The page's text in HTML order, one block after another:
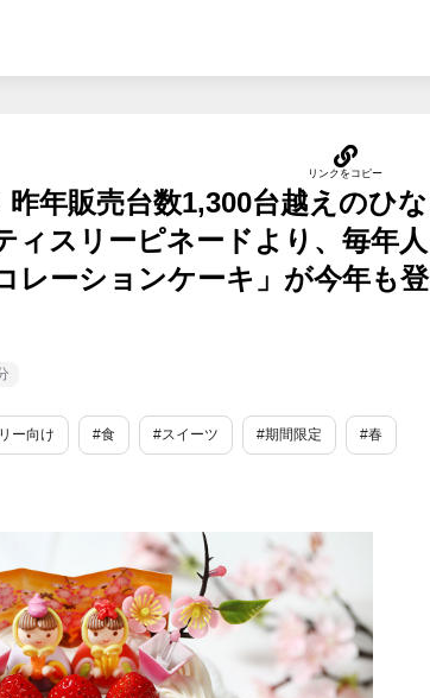
昨年販売台数1,300台越えのひな
ィスリーピネードより、毎年人
レーションケーキ」が今年も登
ー向け #食 #スイーツ #期間限定 #春